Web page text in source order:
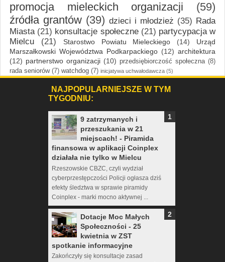
promocja mieleckich organizacji
(59)
źródła grantów (39) dzieci i młodzież (35) Rada
Miasta (21) konsultacje społeczne (21) partycypacja w
Mielcu
(21) Starostwo Powiatu Mieleckiego (14)
Urząd
Marszałkowski Województwa Podkarpackiego (12) architektura
(12) partnerstwo organizacji (10) przedsiębiorczość społeczna (8)
rada seniorów (7) watchdog (7) inicjatywa uchwałodawcza (5)
NAJPOPULARNIEJSZE W TYM
TYGODNIU:
9 zatrzymanych i
przeszukania w 21
miejscach! - Piramida
finansowa w aplikacji Coinplex
działała nie tylko w Mielcu
Rzeszowskie CBZC, czyli wydział
cyberprzestępczości Policji ogłasza dziś
efekty śledztwa w sprawie piramidy
Coinplex - marki mocno aktywnej ...
Dotacje Moc Małych
Społeczności - 25
kwietnia w ZST
spotkanie informacyjne
Zakończyły się konsultacje zasad